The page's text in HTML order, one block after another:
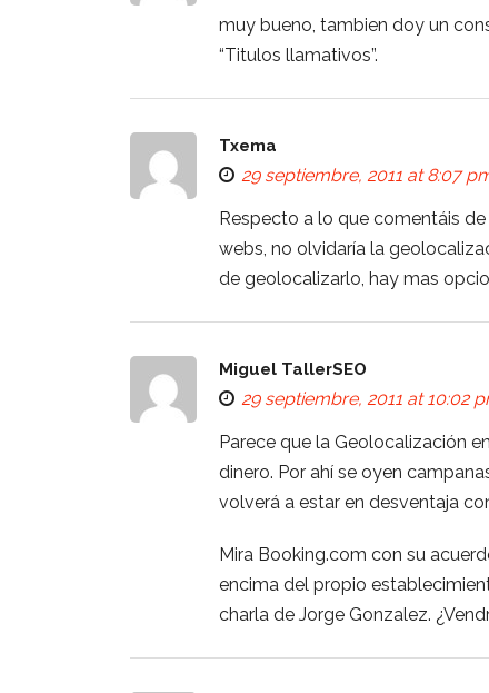
muy bueno, tambien doy un
“Titulos llamativos”.
Txema
29 septiembre, 2011 at 8:07
Respecto a lo que comentáis
webs, no olvidaría la
de geolocalizarlo, hay mas
Miguel TallerSEO
29 septiembre, 2011 at 10:02
Parece que la Geolocalización
dinero. Por ahí se oyen
volverá a estar en desventaja
Mira Booking.com con su
encima del propio
charla de Jorge Gonzalez.